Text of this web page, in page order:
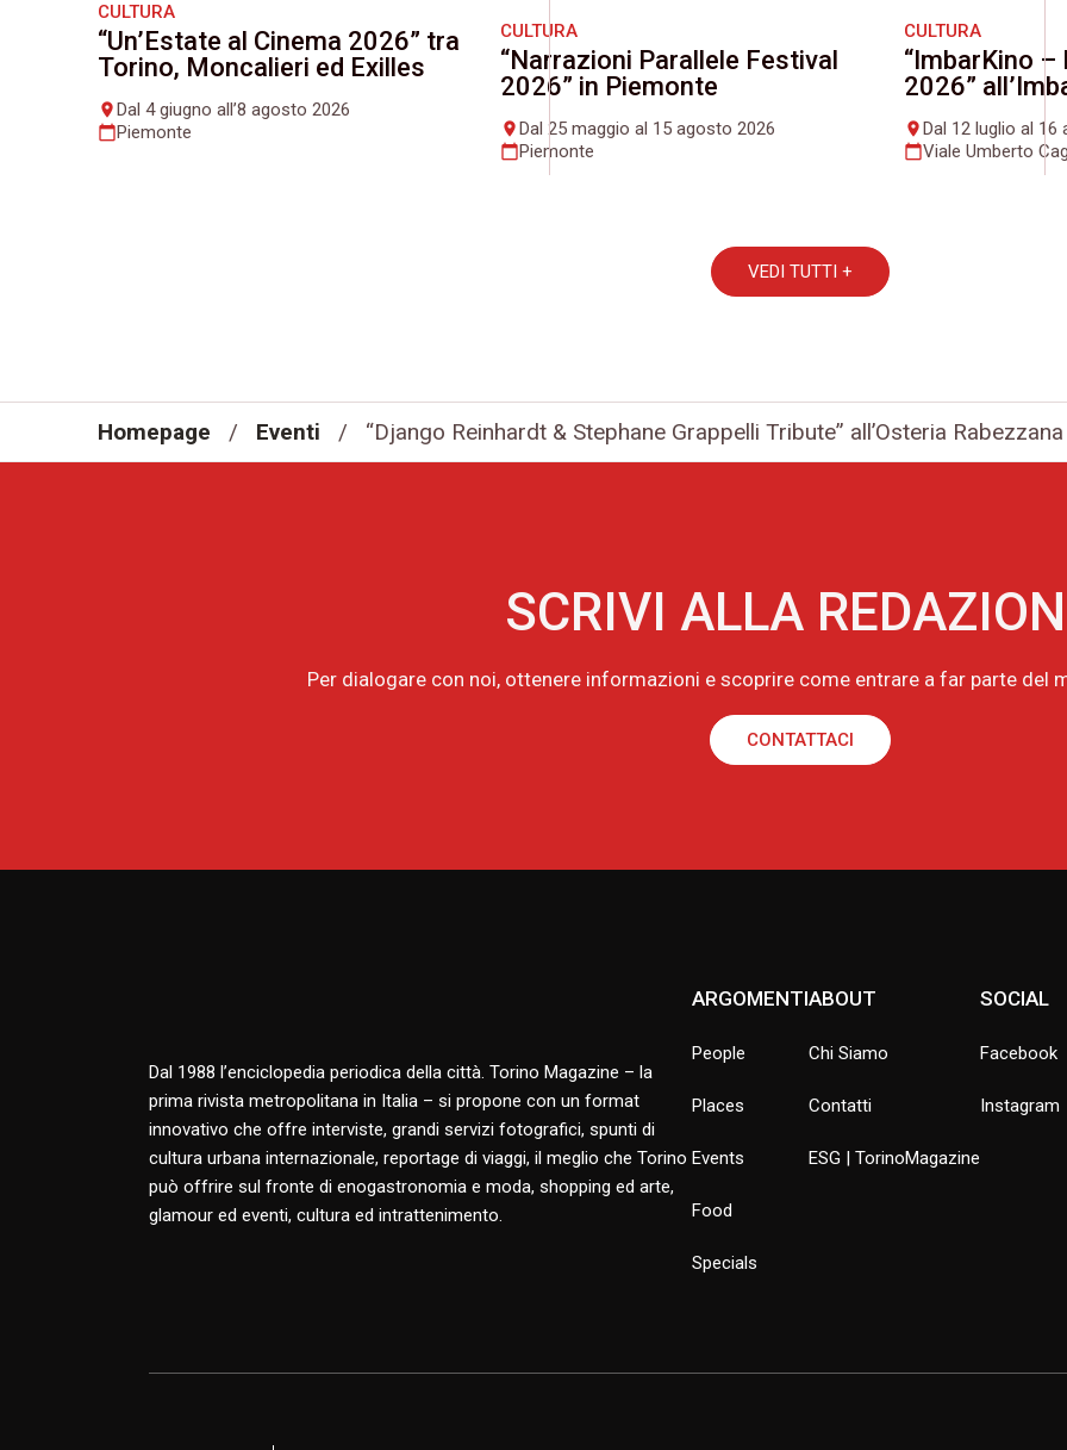
CULTURA
“Un’Estate al Cinema 2026” tra
Torino, Moncalieri ed Exilles
placeDal 4 giugno all’8 agosto 2026
calendar_todayPiemonte
CULTURA
“Narrazioni Parallele Festival
2026” in Piemonte
place Dal 25 maggio al 15 agosto 2026
calendar_todayPiemonte
CULTURA
“ImbarKino –
2026”
placeDal 12 luglio al 16
calendar_todayViale Umberto
VEDI TUTTI +
Homepage / Eventi / “Django Reinhardt & Stephane Grappelli Tribute” all’Osteria Rabezzana
SCRIVI ALLA
Per dialogare con noi, ottenere informazioni e scoprire come entrare a far parte del
CONTATTACI
Dal 1988 l’enciclopedia periodica della città. Torino Magazine – la
prima rivista metropolitana in Italia – si propone con un format
innovativo che offre interviste, grandi servizi fotografici, spunti di
cultura urbana internazionale, reportage di viaggi, il meglio che Torino
può offrire sul fronte di enogastronomia e moda, shopping ed arte,
glamour ed eventi, cultura ed intrattenimento.
ARGOMENTI
People
Places
Events
Food
Specials
ABOUT
Chi Siamo
Contatti
ESG | TorinoMagazine
SOCIAL
Facebook
Instagram